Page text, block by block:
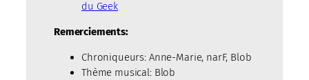
du Geek
Remerciements:
Chroniqueurs: Anne-Marie, narF, Blob
Thème musical: Blob